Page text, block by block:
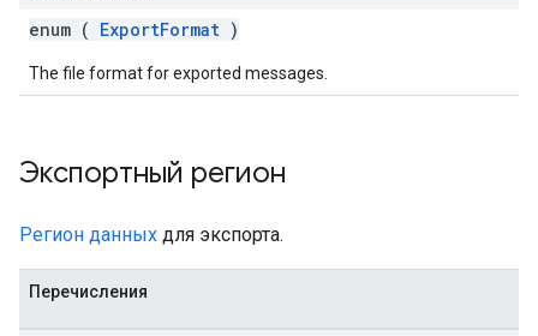
enum ( ExportFormat )
The file format for exported messages.
Экспортный регион
Регион данных для экспорта.
Перечисления